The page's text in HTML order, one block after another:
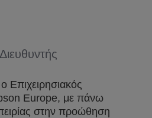
Επιχειρησιακός
Europe, με πάνω
στην προώθηση